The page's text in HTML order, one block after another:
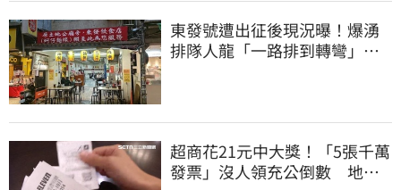
東發號遭出征後現況曝！爆湧
排隊人龍「一路排到轉彎」
超商花21元中大獎！「5張千萬
發票」沒人領充公倒數 地點